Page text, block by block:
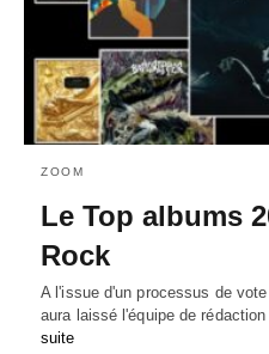
ZOOM
Le Top albums
Rock
A l'issue d'un processus de
aura laissé l'équipe de
suite